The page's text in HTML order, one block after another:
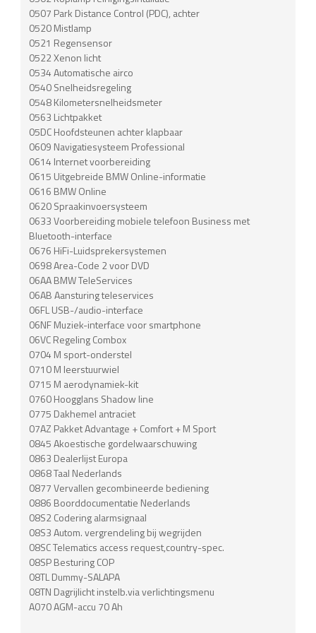
0507 Park Distance Control (PDC), achter
0520 Mistlamp
0521 Regensensor
0522 Xenon licht
0534 Automatische airco
0540 Snelheidsregeling
0548 Kilometersnelheidsmeter
0563 Lichtpakket
05DC Hoofdsteunen achter klapbaar
0609 Navigatiesysteem Professional
0614 Internet voorbereiding
0615 Uitgebreide BMW Online-informatie
0616 BMW Online
0620 Spraakinvoersysteem
0633 Voorbereiding mobiele telefoon Business met
Bluetooth-interface
0676 HiFi-Luidsprekersystemen
0698 Area-Code 2 voor DVD
06AA BMW TeleServices
06AB Aansturing teleservices
06FL USB-/audio-interface
06NF Muziek-interface voor smartphone
06VC Regeling Combox
0704 M sport-onderstel
0710 M leerstuurwiel
0715 M aerodynamiek-kit
0760 Hoogglans Shadow line
0775 Dakhemel antraciet
07AZ Pakket Advantage + Comfort + M Sport
0845 Akoestische gordelwaarschuwing
0863 Dealerlijst Europa
0868 Taal Nederlands
0877 Vervallen gecombineerde bediening
0886 Boorddocumentatie Nederlands
08S2 Codering alarmsignaal
08S3 Autom. vergrendeling bij wegrijden
08SC Telematics access request,country-spec.
08SP Besturing COP
08TL Dummy-SALAPA
08TN Dagrijlicht instelb.via verlichtingsmenu
A070 AGM-accu 70 Ah